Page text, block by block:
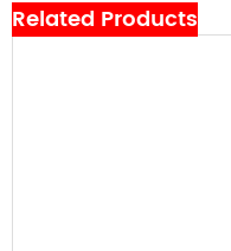
Related Products